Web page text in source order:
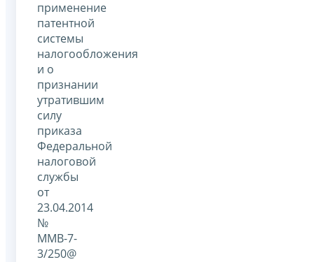
применение
патентной
системы
налогообложения
и о
признании
утратившим
силу
приказа
Федеральной
налоговой
службы
от
23.04.2014
№
ММВ-7-
3/250@